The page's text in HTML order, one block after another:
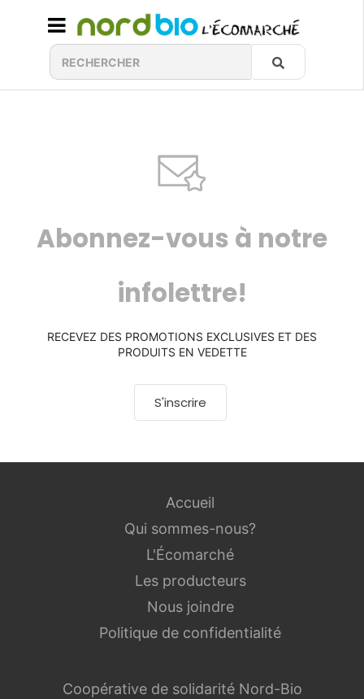
Abonnez-vous à notre
infolettre!
RECEVEZ DES PROMOTIONS EXCLUSIVES ET DES
PRODUITS EN VEDETTE
S'inscrire
Coopérative de solidarité Nord-Bio
Accueil
Qui sommes-nous?
L'Écomarché
Les producteurs
Nous joindre
Politique de confidentialité